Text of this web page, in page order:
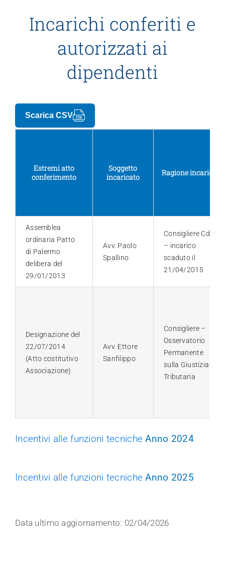
Trasparenza
Incarichi conferiti e
autorizzati ai
dipendenti
Scarica CSV
Estremi atto
conferimento
Soggetto
incaricato
Ragione incarico
Assemblea
ordinaria Patto
di Palermo
delibera del
29/01/2013
Avv. Paolo
Spallino
Consigliere CdA
– incarico
scaduto il
21/04/2015
Designazione del
22/07/2014
(Atto costitutivo
Associazione)
Avv. Ettore
Sanfilippo
Consigliere –
Osservatorio
Permanente
sulla Giustizia
Tributaria
Incentivi alle funzioni tecnicheAnno 2024
Incentivi alle funzioni tecnicheAnno 2025
Data ultimo aggiornamento: 02/04/2026